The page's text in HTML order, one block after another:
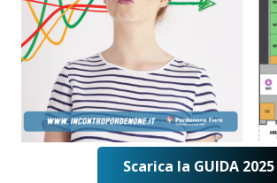
Scarica la GUIDA 2025